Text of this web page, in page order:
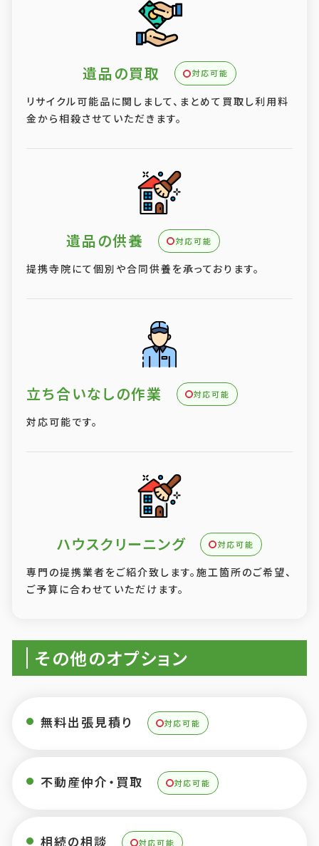
遺品の買取 対応可能
リサイクル可能品に関しまして、まとめて買取し利用料
金から相殺させていただきます。
遺品の供養 対応可能
提携寺院にて個別や合同供養を承っております。
立ち合いなしの作業 対応可能
対応可能です。
ハウスクリーニング 対応可能
専門の提携業者をご紹介致します。施工箇所のご希望、
ご予算に合わせていただけます。
その他のオプション
無料出張見積り 対応可能
不動産仲介・買取 対応可能
相続の相談 対応可能